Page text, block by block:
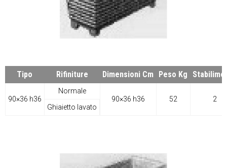
Tipo Rifiniture Dimensioni Cm Peso Kg
90×36 h36
Normale
90×36 h36
52
2
Ghiaietto lavato